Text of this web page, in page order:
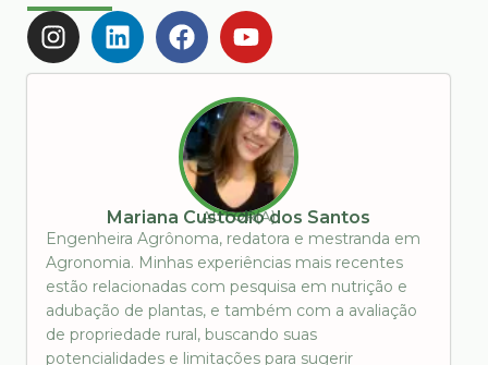
AUTOR(A)
Mariana Custodio dos Santos
Engenheira Agrônoma, redatora e mestranda em
Agronomia. Minhas experiências mais recentes
estão relacionadas com pesquisa em nutrição e
adubação de plantas, e também com a avaliação
de propriedade rural, buscando suas
potencialidades e limitações para sugerir